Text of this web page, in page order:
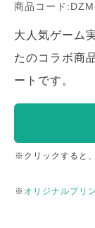
商品コード
大人気ゲーム
たのコラボ商
ートです。
※クリックすると
※ オリジナルプリ